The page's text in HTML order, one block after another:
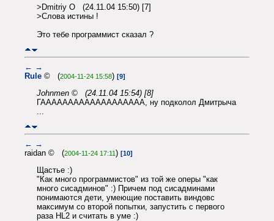
>Dmitriy O (24.11.04 15:50) [7]
>Слова истины !
Это тебе программист сказал ?
← →
Rule © (2004-11-24 15:58) [9]
Johnmen © (24.11.04 15:54) [8]
ГААААААААААААААААААА, ну подколол Дмитрыча
← →
raidan © (2004-11-24 17:11) [10]
Щастье :)
"Как много программистов" из той же оперы "как
много сисадминов" :) Причем под сисадминами
понимаются дети, умеющие поставить виндовс
максимум со второй попытки, запустить с первого
раза HL2 и считать в уме :)